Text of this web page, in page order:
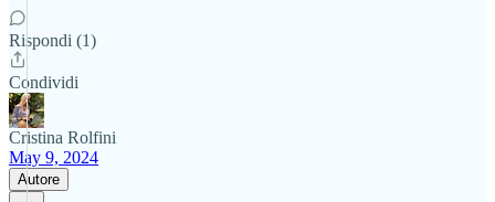
Rispondi (1)
Condividi
Cristina Rolfini
May 9, 2024
Autore